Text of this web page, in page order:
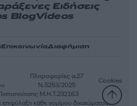
Ειδήσεις
BlogVideos
ΕπικοινωνίαΔιαφήμιση
Μ.Η.Τ.232163
Πληροφορίες α.27
Ν.5253/2025
Cookies
κάθε νομίμου δικαιώματος.